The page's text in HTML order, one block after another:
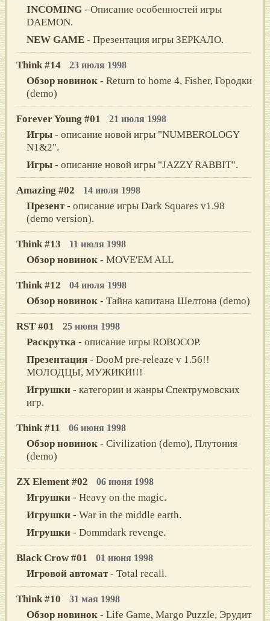
INCOMING - Описание особенностей игры
DAEMON.
NEW GAME - Презентация игры ЗЕРКАЛО.
Think #14 23 июля 1998
Обзор новинок - Return to home 4, Fisher, Городки
(demo)
Forever Young #01 21 июля 1998
Игры - описание новой игры "NUMBEROLOGY
N1&2".
Игры - описание новой игры "JAZZY RABBIT".
Amazing #02 14 июля 1998
Презент- описание игры Dark Squares v1.98
(demo version).
Think #13 11 июля 1998
Обзор новинок - MOVE'EM ALL
Think #12 04 июля 1998
Обзор новинок - Тайна капитана Шелтона (demo)
RST #01 25 июня 1998
Раскрутка - описание игры ROBOCOP.
Презентация - DооM prе-rеlеazе v 1.56!!
MOЛOДЦЫ, MУЖИКИ!!!
Игрушки - категории и жанры Спектрумовских
игр.
Think #11 06 июня 1998
Обзор новинок - Civilization (demo), Плутония
(demo)
ZX Element #02 06 июня 1998
Игрушки - Heavy on the magic.
Игрушки - War in the middle earth.
Игрушки - Dommdark revenge.
Black Crow #01 01 июня 1998
Игровой автомат- Total recall.
Think #10 31 мая 1998
Обзор новинок - Life Game, Margo Puzzle, Эрудит